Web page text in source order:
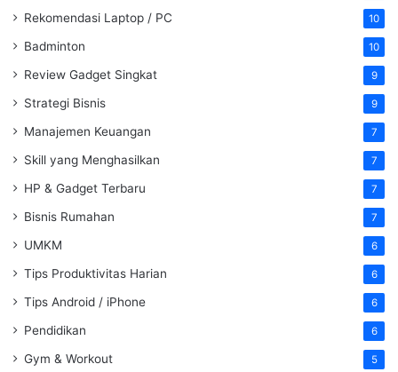
Rekomendasi Laptop / PC 10
Badminton 10
Review Gadget Singkat 9
Strategi Bisnis 9
Manajemen Keuangan 7
Skill yang Menghasilkan 7
HP & Gadget Terbaru 7
Bisnis Rumahan 7
UMKM 6
Tips Produktivitas Harian 6
Tips Android / iPhone 6
Pendidikan 6
Gym & Workout 5